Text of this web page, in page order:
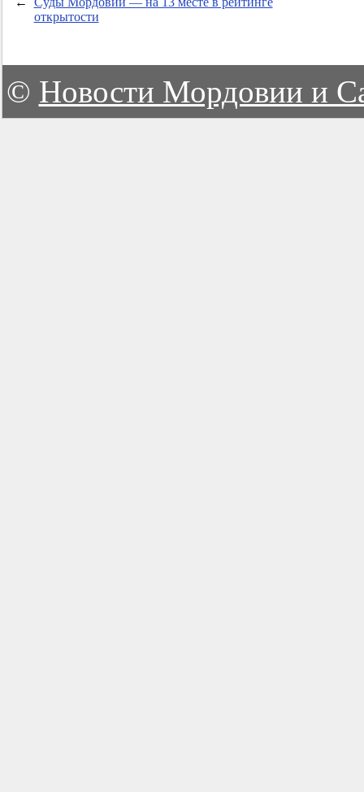
открытости
© Новости Мордовии и